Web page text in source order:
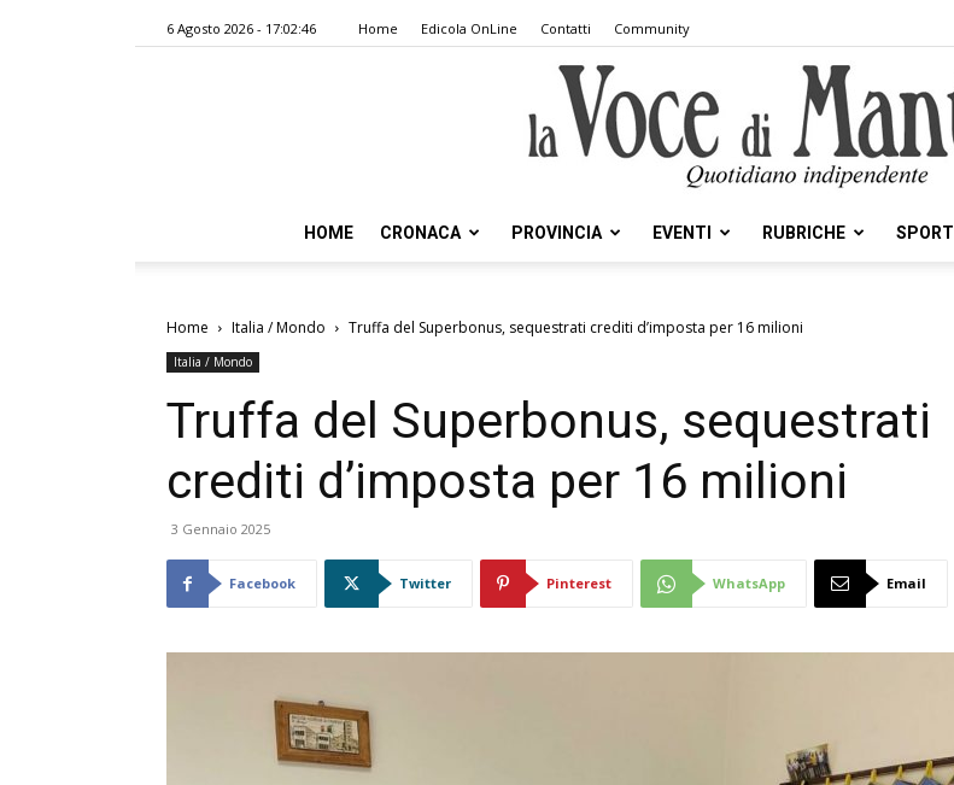
6 Agosto 2026 - 17:02:46 Home Edicola OnLine Contatti Community
Voce
Mantova
HOME CRONACA PROVINCIA EVENTI RUBRICHE SPORT
Home Italia / Mondo Truffa del Superbonus, sequestrati crediti d’imposta per 16 milioni
Italia / Mondo
Truffa del Superbonus, sequestrati
crediti d’imposta per 16 milioni
3 Gennaio 2025
Facebook Twitter Pinterest WhatsApp Email